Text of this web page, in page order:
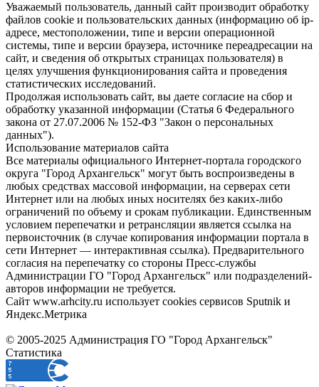
Уважаемый пользователь, данный сайт производит обработку
файлов cookie и пользовательских данных (информацию об ip-
адресе, местоположении, типе и версии операционной
системы, типе и версии браузера, источнике переадресации на
сайт, и сведения об открытых страницах пользователя) в
целях улучшения функционирования сайта и проведения
статистических исследований.
Продолжая использовать сайт, вы даете согласие на сбор и
обработку указанной информации (Статья 6 Федерального
закона от 27.07.2006 № 152-ФЗ "Закон о персональных
данных").
Использование материалов сайта
Все материалы официального Интернет-портала городского
округа "Город Архангельск" могут быть воспроизведены в
любых средствах массовой информации, на серверах сети
Интернет или на любых иных носителях без каких-либо
ограничений по объему и срокам публикации. Единственным
условием перепечатки и ретрансляции является ссылка на
первоисточник (в случае копирования информации портала в
сети Интернет — интерактивная ссылка). Предварительного
согласия на перепечатку со стороны Пресс-службы
Администрации ГО "Город Архангельск" или подразделений-
авторов информации не требуется.
Сайт www.arhcity.ru использует cookies сервисов Sputnik и
Яндекс.Метрика
© 2005-2025 Администрация ГО "Город Архангельск"
Статистика